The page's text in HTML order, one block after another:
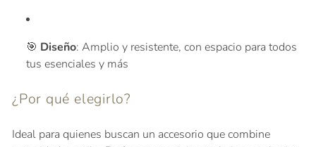
🎯 Diseño: Amplio y resistente, con espacio para todos
tus esenciales y más
¿Por qué elegirlo?
Ideal para quienes buscan un accesorio que combine
Se requiere iniciar sesión